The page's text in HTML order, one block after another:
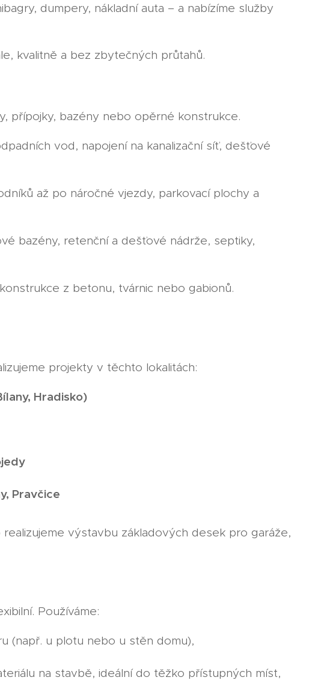
dumpery, nákladní auta – a nabízíme služby
kvalitně a bez zbytečných průtahů.
přípojky, bazény nebo opěrné konstrukce.
vod, napojení na kanalizační síť, dešťové
až po náročné vjezdy, parkovací plochy a
bazény, retenční a dešťové nádrže, septiky,
z betonu, tvárnic nebo gabionů.
projekty v těchto lokalitách:
Hradisko)
Pravčice
výstavbu základových desek pro garáže,
Používáme:
(např. u plotu nebo u stěn domu),
na stavbě, ideální do těžko přístupných míst,